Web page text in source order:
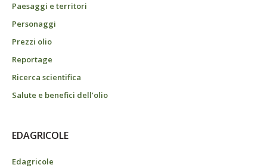
Paesaggi e territori
Personaggi
Prezzi olio
Reportage
Ricerca scientifica
Salute e benefici dell’olio
EDAGRICOLE
Edagricole